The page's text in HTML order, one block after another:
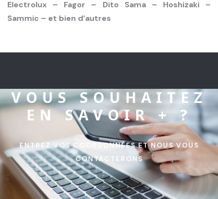
Electrolux – Fagor – Dito Sama – Hoshizaki –
Sammic – et bien d’autres
VOUS SOUHAITEZ
EN SAVOIR + ?
ENTREZ VOS COORDONNÉES ET NOUS VOUS
CONTACTERONS